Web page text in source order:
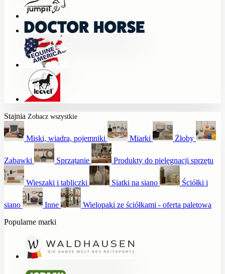
Stajnia Zobacz wszystkie
Miski, wiadra, pojemniki Miarki Żłoby
Zabawki Sprzątanie Produkty do pielęgnacji sprzętu
Wieszaki i tabliczki Siatki na siano Ściółki i
siano Inne
Wielopaki ze ściółkami - oferta paletowa
Popularne marki